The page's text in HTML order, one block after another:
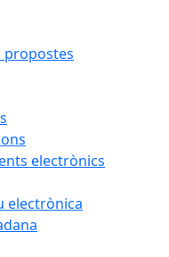
propostes
electrònics
electrònica